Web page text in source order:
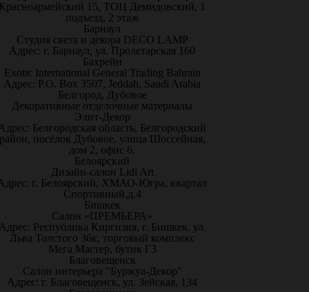
15, ТОЦ Демидовский, 1
подъезд, 2 этаж
Барнаул
Студия света и декора DECO LAMP
Адрес: г. Барнаул, ул. Пролетарская 160
Бахрейн
Exotic International General Trading Bahrain
Адрес: P.O. Box 3507, Jeddah, Saudi Arabia
Белгород, Дубовое
Декоративные отделочные материалы
Элит-Декор
Белгородская область, Белгородский
посёлок Дубовое, улица Шоссейная,
дом 2, офис 6.
Белоярский
Дизайн-салон Lidi Art
г. Белоярский, ХМАО-Югра, квартал
Спортивный,д.4
Бишкек
Салон «ПРЕМЬЕРА»
Республика Киргизия, г. Бишкек, ул.
Льва Толстого 36к, торговый комплекс
Мега Мастер, бутик Г3
Благовещенск
Салон интерьера "Буржуа-Декор"
Адрес: г. Благовещенск, ул. Зейская, 134